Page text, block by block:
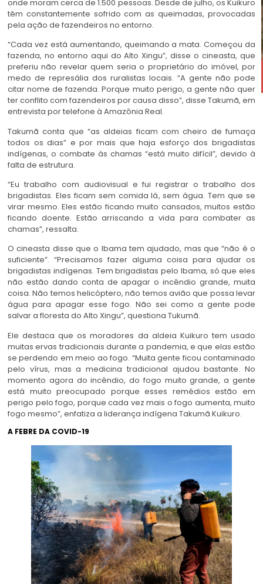
onde moram cerca de 1.500 pessoas. Desde de julho, os Kuikuro
têm constantemente sofrido com as queimadas, provocadas
pela ação de fazendeiros no entorno.
“Cada vez está aumentando, queimando a mata. Começou da
fazenda, no entorno aqui do Alto Xingu”, disse o cineasta, que
preferiu não revelar quem seria o proprietário do imóvel, por
medo de represália dos ruralistas locais. “A gente não pode
citar nome de fazenda. Porque muito perigo, a gente não quer
ter conflito com fazendeiros por causa disso”, disse Takumã, em
entrevista por telefone à Amazônia Real.
Takumã conta que “as aldeias ficam com cheiro de fumaça
todos os dias” e por mais que haja esforço dos brigadistas
indígenas, o combate às chamas “está muito difícil”, devido à
falta de estrutura.
“Eu trabalho com audiovisual e fui registrar o trabalho dos
brigadistas. Eles ficam sem comida lá, sem água. Tem que se
virar mesmo. Eles estão ficando muito cansados, muitos estão
ficando doente. Estão arriscando a vida para combater as
chamas”, ressalta.
O cineasta disse que o Ibama tem ajudado, mas que “não é o
suficiente”. “Precisamos fazer alguma coisa para ajudar os
brigadistas indígenas. Tem brigadistas pelo Ibama, só que eles
não estão dando conta de apagar o incêndio grande, muita
coisa. Não temos helicóptero, não temos avião que possa levar
água para apagar esse fogo. Não sei como a gente pode
salvar a floresta do Alto Xingu”, questiona Tukumã.
Ele destaca que os moradores da aldeia Kuikuro tem usado
muitas ervas tradicionais durante a pandemia, e que elas estão
se perdendo em meio ao fogo. “Muita gente ficou contaminado
pelo vírus, mas a medicina tradicional ajudou bastante. No
momento agora do incêndio, do fogo muito grande, a gente
está muito preocupado porque esses remédios estão em
perigo pelo fogo, porque cada vez mais o fogo aumenta, muito
fogo mesmo”, enfatiza a liderança indígena Takumã Kuikuro.
A FEBRE DA COVID-19